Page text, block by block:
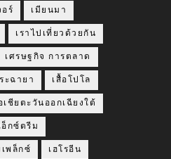
อร์ เมียนมา
เราไปเที่ยวด้วยกัน
เศรษฐกิจ การตลาด
ะฉายา เสื้อโปโล
เชียตะวันออกเฉียงใต้
อ็กซ์ตรีม
พล็กซ์ เฮโรอีน